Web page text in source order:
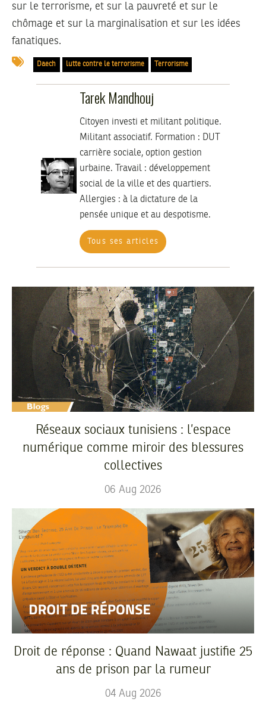
sur le terrorisme, et sur la pauvreté et sur le
chômage et sur la marginalisation et sur les idées
fanatiques.
Daech lutte contre le terrorisme Terrorisme
Tarek Mandhouj
Citoyen investi et militant politique.
Militant associatif. Formation : DUT
carrière sociale, option gestion
urbaine.
Travail : développement
social de la ville et des quartiers.
Allergies : à la dictature de la
pensée unique et au despotisme.
Tous ses articles
Réseaux sociaux tunisiens : l’espace
numérique comme miroir des blessures
collectives
06 Aug 2026
Droit de réponse : Quand Nawaat justifie 25
ans de prison par la rumeur
04 Aug 2026